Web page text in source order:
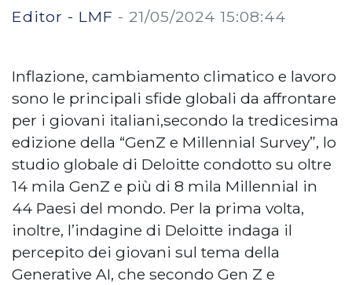
Editor - LMF - 21/05/2024 15:08:44
Inflazione, cambiamento climatico e lavoro
sono le principali sfide globali da affrontare
per i giovani italiani,secondo la tredicesima
edizione della “GenZ e Millennial Survey”, lo
studio globale di Deloitte condotto su oltre
14 mila GenZ e più di 8 mila Millennial in
44 Paesi del mondo. Per la prima volta,
inoltre, l’indagine di Deloitte indaga il
percepito dei giovani sul tema della
Generative AI, che secondo Gen Z e